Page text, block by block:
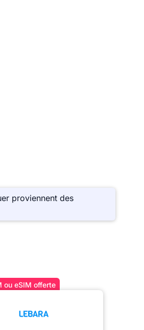
proviennent des
ou eSIM offerte